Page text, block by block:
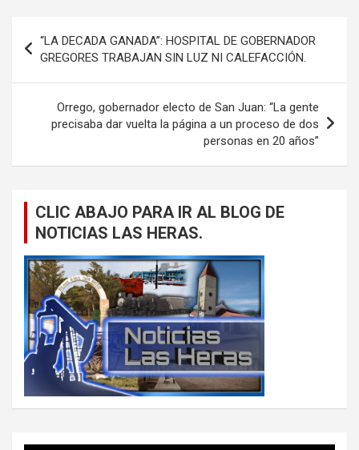
de
entradas
“LA DECADA GANADA”: HOSPITAL DE GOBERNADOR
GREGORES TRABAJAN SIN LUZ NI CALEFACCIÓN.
Orrego, gobernador electo de San Juan: “La gente
precisaba dar vuelta la página a un proceso de dos
personas en 20 años”
CLIC ABAJO PARA IR AL BLOG DE
NOTICIAS LAS HERAS.